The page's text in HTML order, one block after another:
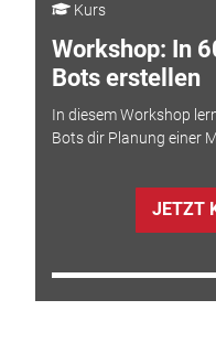
Kurs
Workshop: In
Bots erstellen
In diesem Workshop
Bots dir Planung einer
JETZT